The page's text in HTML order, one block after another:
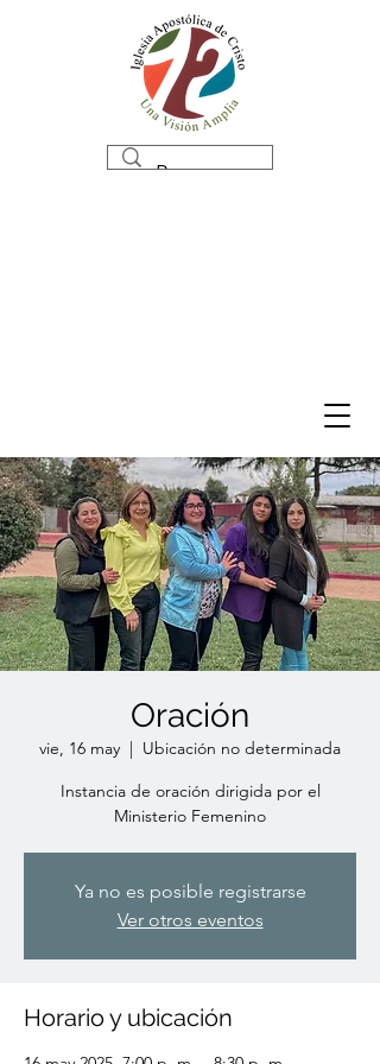
Oración
vie, 16 may
  |
Ubicación no determinada
Instancia de oración dirigida por el
Ministerio Femenino
Ya no es posible registrarse
Ver otros eventos
Horario y ubicación